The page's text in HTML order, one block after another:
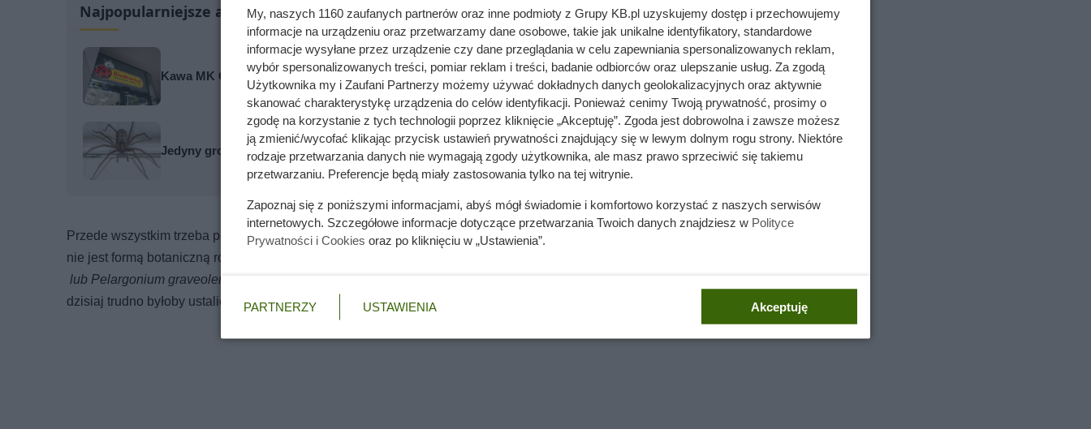
Najpopularniejsze artykuły
Kawa MK Café przeceniona o prawie 30 zł. Nowa cena jest śmiesznie niska
Jedyny groźny pająk w Polsce właśnie wchodzi do domów. Polacy nie wiedzą, jak reagować
Przede wszystkim trzeba podkreślić, że powszechnie uprawiana pelargonia pachnąca, czyli słynna anginka albo geranium,
nie jest formą botaniczną rośliny, ale wyłącznie mieszańcem i kultywarem, co oznacza się jako
lub Pelargonium graveolens
dzisiaj trudno byłoby ustalić ich pierwotne pochodzenie.
My, naszych 1160 zaufanych partnerów oraz inne podmioty z Grupy KB.pl uzyskujemy dostęp i przechowujemy
informacje na urządzeniu oraz przetwarzamy dane osobowe, takie jak unikalne identyfikatory, standardowe
informacje wysyłane przez urządzenie czy dane przeglądania w celu zapewniania spersonalizowanych reklam,
wybór spersonalizowanych treści, pomiar reklam i treści, badanie odbiorców oraz ulepszanie usług. Za zgodą
Użytkownika my i Zaufani Partnerzy możemy używać dokładnych danych geolokalizacyjnych oraz aktywnie
skanować charakterystykę urządzenia do celów identyfikacji. Ponieważ cenimy Twoją prywatność, prosimy o
zgodę na korzystanie z tych technologii poprzez kliknięcie „Akceptuję”. Zgoda jest dobrowolna i zawsze możesz
ją zmienić/wycofać klikając przycisk ustawień prywatności znajdujący się w lewym dolnym rogu strony. Niektóre
rodzaje przetwarzania danych nie wymagają zgody użytkownika, ale masz prawo sprzeciwić się takiemu
przetwarzaniu. Preferencje będą miały zastosowania tylko na tej witrynie.
Zapoznaj się z poniższymi informacjami, abyś mógł świadomie i komfortowo korzystać z naszych serwisów
internetowych. Szczegółowe informacje dotyczące przetwarzania Twoich danych znajdziesz w Polityce
Prywatności i Cookies oraz po kliknięciu w „Ustawienia”.
PARTNERZY USTAWIENIA Akceptuję